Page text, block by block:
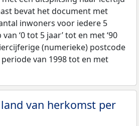
bevat het document met
inwoners voor iedere 5
‘0 tot 5 jaar’ tot en met ‘90
(numerieke) postcode
van 1998 tot en met
van herkomst per